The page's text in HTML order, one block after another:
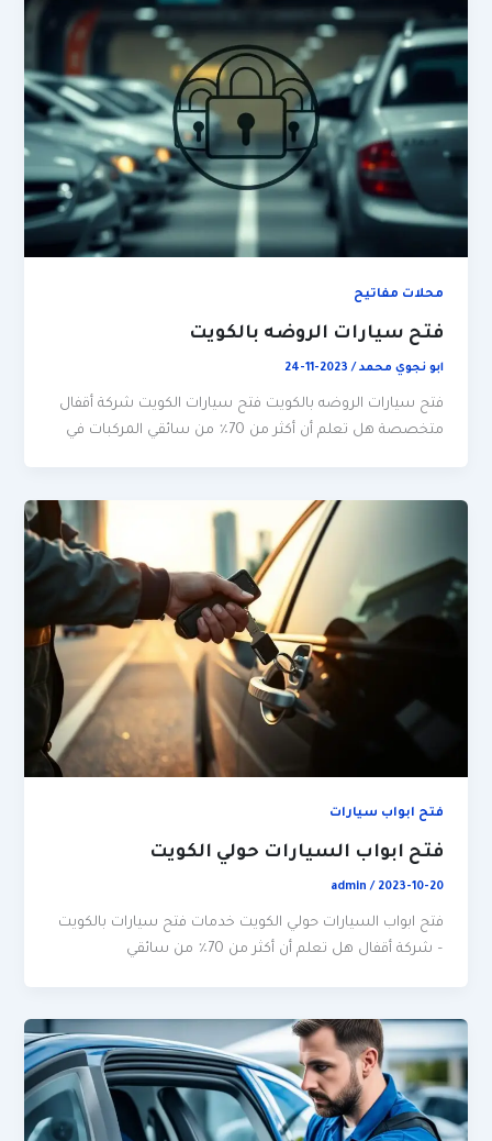
محلات مفاتيح
فتح سيارات الروضه بالكويت
ابو نجوي محمد/
2023-11-24
فتح سيارات الروضه بالكويت فتح سيارات الكويت شركة أقفال
متخصصة هل تعلم أن أكثر من 70٪ من سائقي المركبات في
فتح ابواب سيارات
فتح ابواب السيارات حولي الكويت
admin/ 2023-10-20
فتح ابواب السيارات حولي الكويت خدمات فتح سيارات بالكويت
– شركة أقفال هل تعلم أن أكثر من 70٪ من سائقي